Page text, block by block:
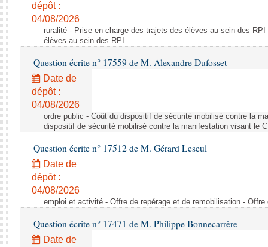
dépôt :
04/08/2026
ruralité - Prise en charge des trajets des élèves au sein des
élèves au sein des RPI
Question écrite n° 17559 de M. Alexandre Dufosset
Date de
dépôt :
04/08/2026
ordre public - Coût du dispositif de sécurité mobilisé contre la
dispositif de sécurité mobilisé contre la manifestation visant le
Question écrite n° 17512 de M. Gérard Leseul
Date de
dépôt :
04/08/2026
emploi et activité - Offre de repérage et de remobilisation -
Question écrite n° 17471 de M. Philippe Bonnecarrère
Date de